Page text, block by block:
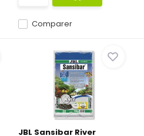
Comparer
JBL Sansibar River